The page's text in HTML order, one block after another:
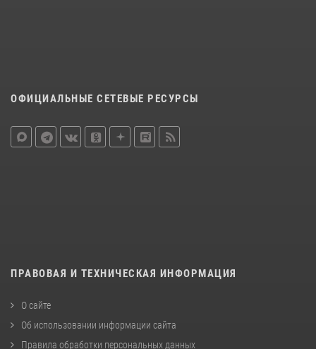
ОФИЦИАЛЬНЫЕ СЕТЕВЫЕ РЕСУРСЫ
ПРАВОВАЯ И ТЕХНИЧЕСКАЯ ИНФОРМАЦИЯ
О сайте
Об использовании информации сайта
Правила обработки персональных данных